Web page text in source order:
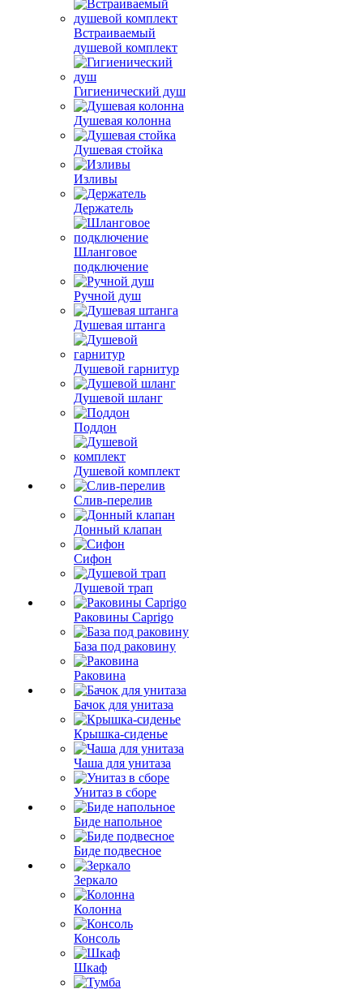
Встраиваемый
душевой комплект
Гигиенический душ
Душевая колонна
Душевая стойка
Изливы
Держатель
Шланговое
подключение
Ручной душ
Душевая штанга
Душевой гарнитур
Душевой шланг
Поддон
Душевой комплект
Слив-перелив
Донный клапан
Сифон
Душевой трап
Раковины Caprigo
База под раковину
Раковина
Бачок для унитаза
Крышка-сиденье
Чаша для унитаза
Унитаз в сборе
Биде напольное
Биде подвесное
Зеркало
Колонна
Консоль
Шкаф